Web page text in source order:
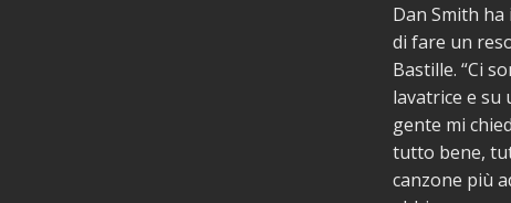
Dan Smith ha
di fare un
Bastille. “Ci
lavatrice e su
gente mi
tutto bene,
canzone più